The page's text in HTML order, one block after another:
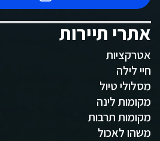
אתרי תיירות
אטרקציות
חיי לילה
מסלולי טיול
מקומות לינה
מקומות תרבות
משהו לאכול